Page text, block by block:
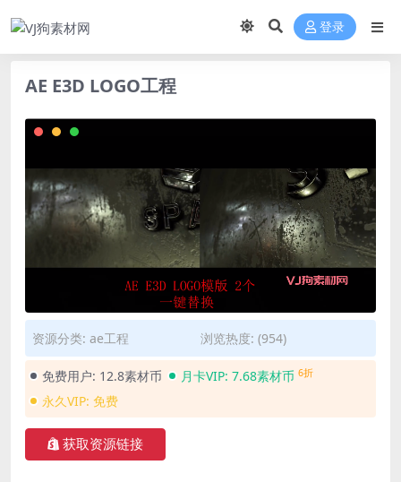
登录
AE E3D LOGO工程
资源分类: ae工程 浏览热度: (954)
免费用户: 12.8素材币 月卡VIP: 7.68素材币 6折
永久VIP: 免费
获取资源链接